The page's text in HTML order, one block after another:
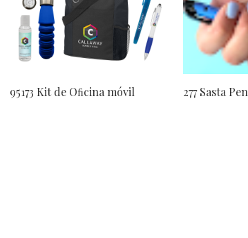
95173 Kit de Oﬁcina móvil 277 Sasta Pen